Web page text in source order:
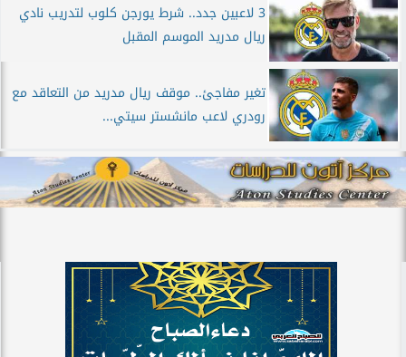
3 لاعبين جدد.. شرط يورجن كلوب لتدريب نادي
ريال مدريد الموسم المقبل
تغير مفاجئ.. موقف ريال مدريد من التعاقد مع
رودري لاعب مانشستر سيتي...